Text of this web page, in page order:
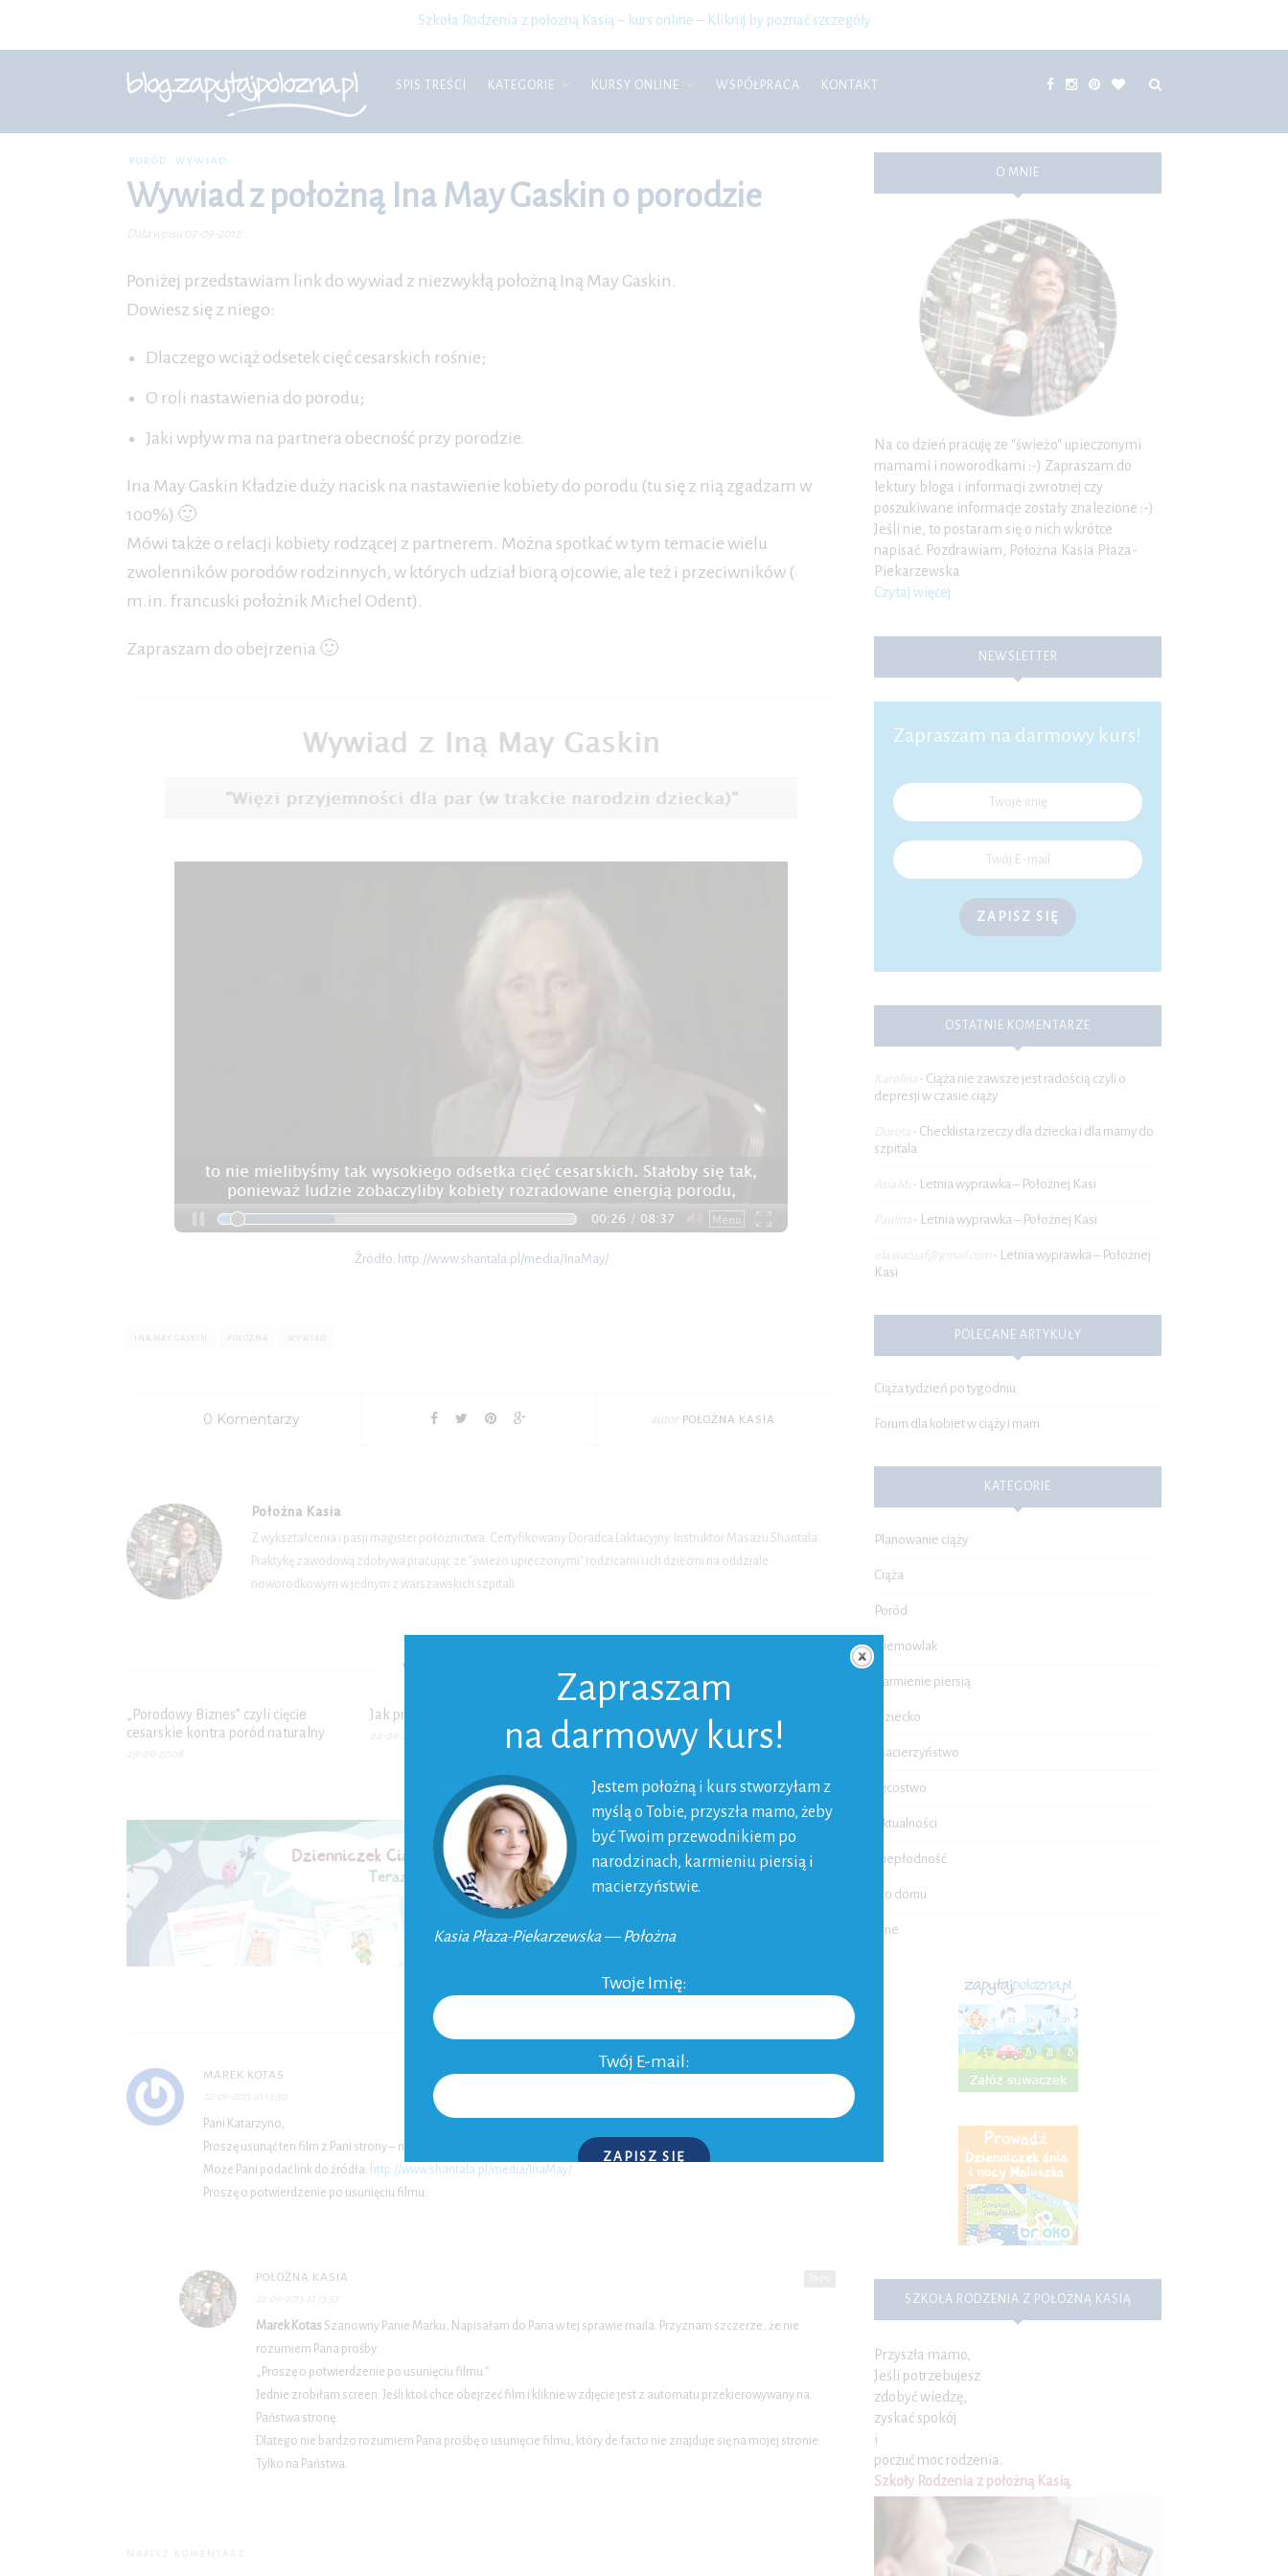
Szkoła Rodzenia z położną Kasią – kurs online – Kliknij by poznać szczegóły
SPIS TREŚCI KATEGORIE KURSY ONLINE WSPÓŁPRACA KONTAKT
PORÓD WYWIAD
Wywiad z położną Ina May Gaskin o porodzie
Data wpisu 07-09-2012
Poniżej przedstawiam link do wywiad z niezwykłą położną Iną May Gaskin.
Dowiesz się z niego:
Dlaczego wciąż odsetek cięć cesarskich rośnie;
O roli nastawienia do porodu;
Jaki wpływ ma na partnera obecność przy porodzie.
Ina May Gaskin Kładzie duży nacisk na nastawienie kobiety do porodu (tu się z nią zgadzam w
100%) 🙂
Mówi także o relacji kobiety rodzącej z partnerem. Można spotkać w tym temacie wielu
zwolenników porodów rodzinnych, w których udział biorą ojcowie, ale też i przeciwników (
m.in. francuski położnik Michel Odent).
Zapraszam do obejrzenia 🙂
Źródło: http://www.shantala.pl/media/InaMay/
INA MAY GASKIN POŁOŻNA WYWIAD
0 Komentarzy autor POŁOŻNA KASIA
Położna Kasia
Z wykształcenia i pasji magister położnictwa. Certyfikowany Doradca Laktacyjny. Instruktor Masażu Shantala.
Praktykę zawodową zdobywa pracując ze "świeżo upieczonymi" rodzicami i ich dziećmi na oddziale
noworodkowym w jednym z warszawskich szpitali.
WYBRANE DLA CIEBIE
„Porodowy Biznes” czyli cięcie
cesarskie kontra poród naturalny
29-09-2008
Jak przebiega poród?
24-06-2010 26-10-2009
2 KOMENTARZE
Reply
MAREK KOTAS
Pani Katarzyno,
Proszę usunąć ten film z Pani strony – nie udzielałem zgody na jego wykorzystanie.
Może Pani podać link do źródła: http://www.shantala.pl/media/InaMay/
Proszę o potwierdzenie po usunięciu filmu.
POŁOŻNA KASIA
Marek Kotas Szanowny Panie Marku, Napisałam do Pana w tej sprawie maila. Przyznam szczerze, że nie
rozumiem Pana prośby:
„Proszę o potwierdzenie po usunięciu filmu.”
Jednie zrobiłam screen. Jeśli ktoś chce obejrzeć film i kliknie w zdjęcie jest z automatu przekierowywany na
Państwa stronę.
Dlatego nie bardzo rozumiem Pana prośbę o usunięcie filmu, który de facto nie znajduje się na mojej stronie.
Tylko na Państwa.
O MNIE
Na co dzień pracuję ze "świeżo" upieczonymi
mamami i noworodkami :-) Zapraszam do
lektury bloga i informacji zwrotnej czy
poszukiwane informacje zostały znalezione :-)
Jeśli nie, to postaram się o nich wkrótce
napisać. Pozdrawiam, Położna Kasia Płaza-
Piekarzewska
Czytaj więcej
NEWSLETTER
Zapraszam na darmowy kurs!
ZAPISZ SIĘ
OSTATNIE KOMENTARZE
Karolina - Ciąża nie zawsze jest radością czyli o
depresji w czasie ciąży
Dorota - Checklista rzeczy dla dziecka i dla mamy do
szpitala
Asia Mi - Letnia wyprawka – Położnej Kasi
Paulina - Letnia wyprawka – Położnej Kasi
ola.wacuaf@gmail.com - Letnia wyprawka – Położnej
Kasi
POLECANE ARTYKUŁY
Ciąża tydzień po tygodniu
Forum dla kobiet w ciąży i mam
KATEGORIE
Planowanie ciąży
Ciąża
Poród
Niemowlak
Karmienie piersią
Dziecko
Macierzyństwo
Ojcostwo
Aktualności
Niepłodność
Do domu
Inne
SZKOŁA RODZENIA Z POŁOŻNĄ KASIĄ
Przyszła mamo,
Jeśli potrzebujesz
zdobyć wiedzę,
zyskać spokój
i
poczuć moc rodzenia.
Szkoły Rodzenia z położną Kasią.
Zapraszam
na darmowy kurs!
Jestem położną i kurs stworzyłam z
myślą o Tobie, przyszła mamo, żeby
być Twoim przewodnikiem po
narodzinach, karmieniu piersią i
macierzyństwie.
Kasia Płaza-Piekarzewska — Położna
Twoje Imię:
Twój E-mail:
ZAPISZ SIĘ